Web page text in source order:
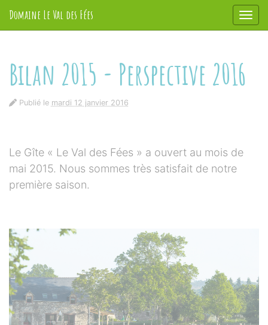
Domaine Le Val des Fées
Bilan 2015 - Perspective 2016
Publié le mardi 12 janvier 2016
Le Gîte « Le Val des Fées » a ouvert au mois de
mai 2015. Nous sommes très satisfait de notre
première saison.
Panneau de gestion des cookies